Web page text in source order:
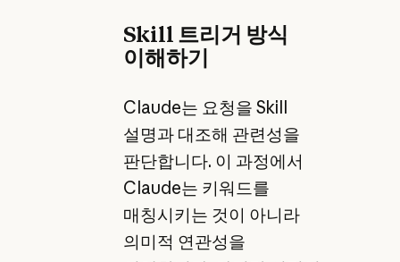
Skill 트리거 방식
이해하기
Claude는 요청을 Skill
설명과 대조해 관련성을
판단합니다. 이 과정에서
Claude는 키워드를
매칭시키는 것이 아니라
의미적 연관성을